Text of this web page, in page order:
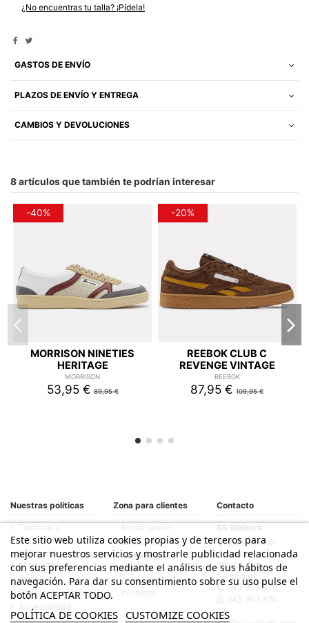
¿No encuentras tu talla? ¡Pídela!
GASTOS DE ENVÍO
PLAZOS DE ENVÍO Y ENTREGA
CAMBIOS Y DEVOLUCIONES
8 artículos que también te podrían interesar
-40%
MORRISON NINETIES
HERITAGE
MORRISON
53,95 €89,95 €
-20%
REEBOK CLUB C
REVENGE VINTAGE
REEBOK
87,95 €109,95 €
Nuestras políticas
Términos y
condiciones
Política de
privacidad
Aviso legal
Política de cookies
Accesibilidad
Zona para clientes
Iniciar sesión
Mi cuenta
Historial de
pedidos
Contacte con
nosotros
Contacto
SS Walkers
Calle Fermín
Calbetón, 33
20003 San
Sebastián
943 903 870
943 903 870
Este sitio web utiliza cookies propias y de terceros para
mejorar nuestros servicios y mostrarle publicidad relacionada
con sus preferencias mediante el análisis de sus hábitos de
navegación. Para dar su consentimiento sobre su uso pulse el
botón ACEPTAR TODO.
POLÍTICA DE COOKIES CUSTOMIZE COOKIES